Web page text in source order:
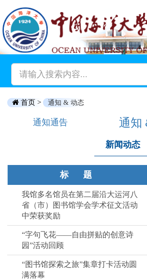
首页 > 通知 & 动态
通知
通知通告
新闻动态
标题
我馆多名馆员在第二届沿大运河八
省（市）图书馆学会学术征文活动
中荣获奖励
“字句飞花——自由拼贴的创意诗
园”活动回顾
“图书馆探索之旅”集章打卡活动圆
满落幕